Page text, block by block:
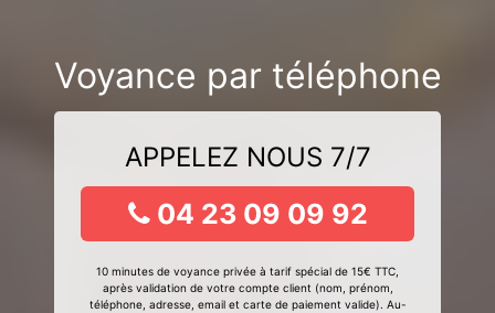
Voyance par téléphone
APPELEZ NOUS 7/7
04 23 09 09 92
10 minutes de voyance privée à tarif spécial de 15€ TTC,
après validation de votre compte client (nom, prénom,
téléphone, adresse, email et carte de paiement valide). Au-